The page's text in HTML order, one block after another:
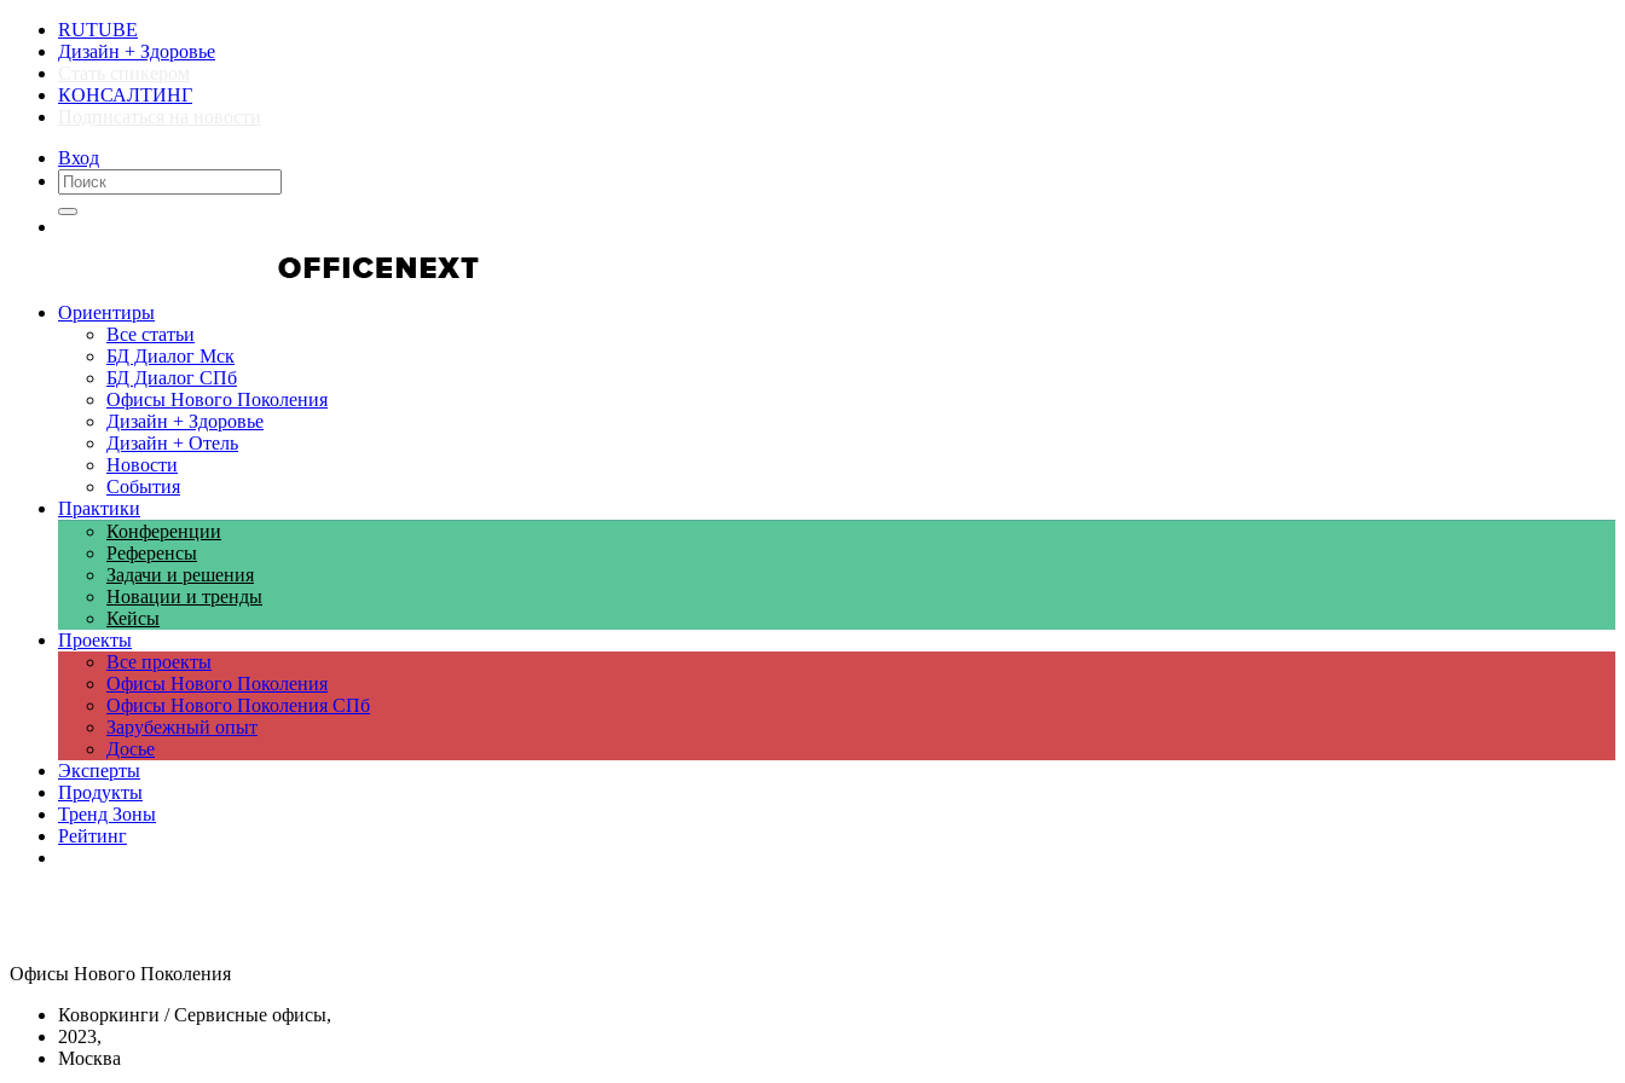
RUTUBE
Дизайн + Здоровье
КОНСАЛТИНГ
Вход
Ориентиры
Все статьи
БД Диалог Мск
БД Диалог СПб
Офисы Нового Поколения
Дизайн + Здоровье
Дизайн + Отель
Новости
События
Практики
Конференции
Референсы
Задачи и решения
Новации и тренды
Кейсы
Проекты
Все проекты
Офисы Нового Поколения
Офисы Нового Поколения СПб
Зарубежный опыт
Досье
Эксперты
Продукты
Тренд Зоны
Рейтинг
Офисы Нового Поколения
Коворкинги / Сервисные офисы,
2023,
Москва